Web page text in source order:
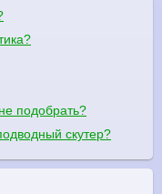
подобрать?
скутер?